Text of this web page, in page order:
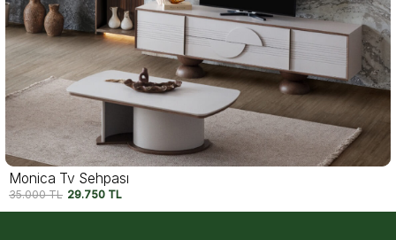
Felix Tv Sehpası
45.750TL 37.500TL